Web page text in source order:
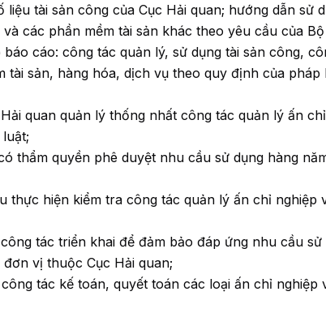
tài sản công của Cục Hải quan; hướng dẫn sử
các phần mềm tài sản khác theo yêu cầu của
cáo: công tác quản lý, sử dụng tài sản công,
tài sản, hàng hóa, dịch vụ theo quy định của pháp
quan quản lý thống nhất công tác quản lý ấn
thẩm quyền phê duyệt nhu cầu sử dụng hàng
thực hiện kiểm tra công tác quản lý ấn chỉ nghiệp
tác triển khai để đảm bảo đáp ứng nhu cầu
vị thuộc Cục Hải quan;
tác kế toán, quyết toán các loại ấn chỉ nghiệp